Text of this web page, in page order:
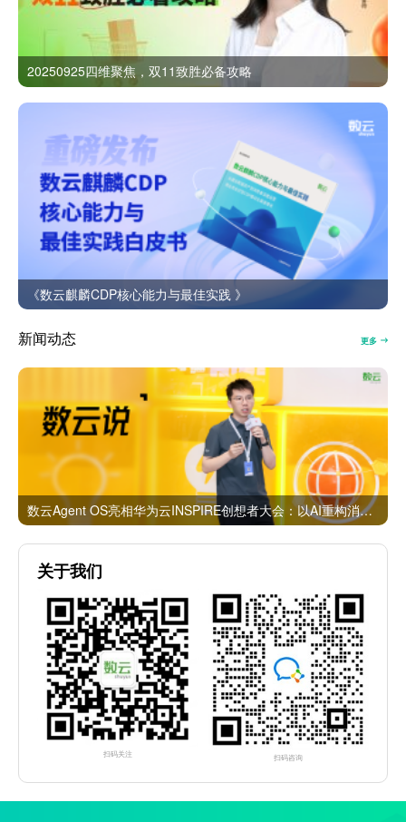
20250925四维聚焦，双11致胜必备攻略
《数云麒麟CDP核心能力与最佳实践 》
新闻动态 更多
数云Agent OS亮相华为云INSPIRE创想者大会：以AI重构消费者运营与零售营销新范式
关于我们
扫码关注 扫码咨询